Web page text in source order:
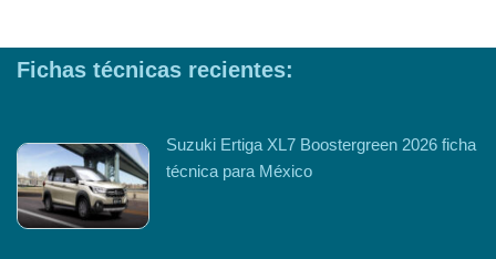
Fichas técnicas recientes:
Suzuki Ertiga XL7 Boostergreen 2026 ficha
técnica para México